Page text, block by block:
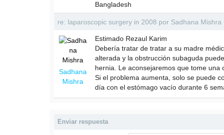
Bangladesh
re: laparoscopic surgery in 2008 por Sadhana
Sadhana
Mishra
Estimado Rezaul Karim
Debería tratar de tratar a su madre
alterada y la obstrucción subaguda
hernia. Le aconsejaremos que tome una
Si el problema aumenta, solo se puede
día con el estómago vacío durante 6
Enviar respuesta